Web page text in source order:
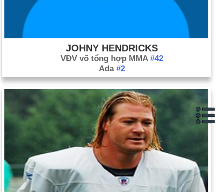
JOHNY HENDRICKS
VĐV võ tổng hợp MMA #42
Ada #2